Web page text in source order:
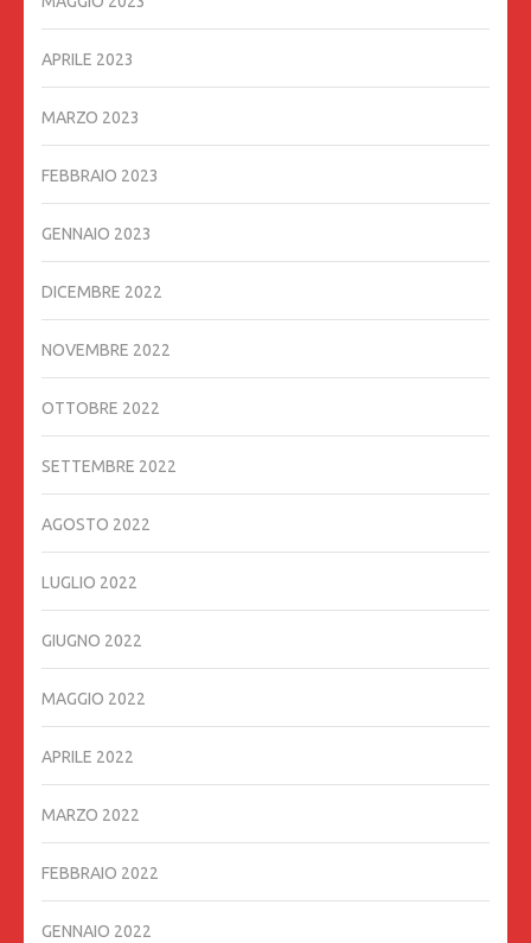
APRILE 2023
MARZO 2023
FEBBRAIO 2023
GENNAIO 2023
DICEMBRE 2022
NOVEMBRE 2022
OTTOBRE 2022
SETTEMBRE 2022
AGOSTO 2022
LUGLIO 2022
GIUGNO 2022
MAGGIO 2022
APRILE 2022
MARZO 2022
FEBBRAIO 2022
GENNAIO 2022